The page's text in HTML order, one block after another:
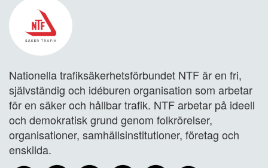
Nationella trafiksäkerhetsförbundet NTF är en fri,
självständig och idéburen organisation som arbetar
för en säker och hållbar trafik. NTF arbetar på ideell
och demokratisk grund genom folkrörelser,
organisationer, samhällsinstitutioner, företag och
enskilda.